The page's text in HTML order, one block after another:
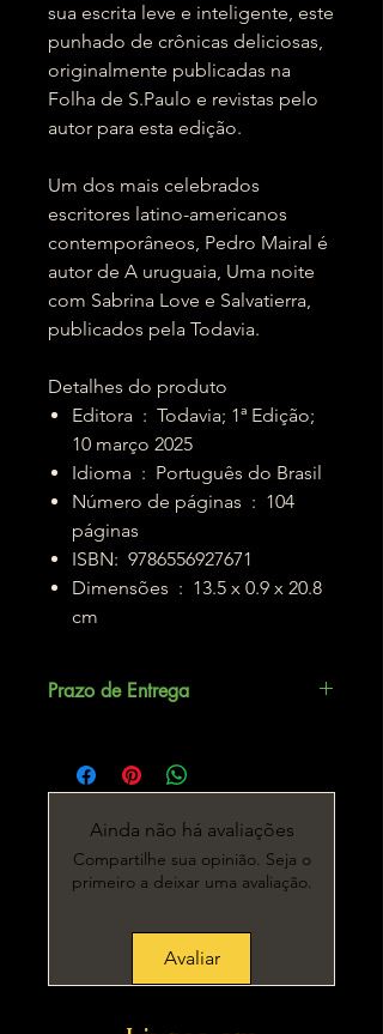
sua escrita leve e inteligente, este
punhado de crônicas deliciosas,
originalmente publicadas na
Folha de S.Paulo e revistas pelo
autor para esta edição.
Um dos mais celebrados
escritores latino-americanos
contemporâneos, Pedro Mairal é
autor de A uruguaia, Uma noite
com Sabrina Love e Salvatierra,
publicados pela Todavia.
Detalhes do produto
Editora ‏ : ‎ Todavia; 1ª Edição;
10 março 2025
Idioma ‏ : ‎ Português do Brasil
Número de páginas ‏ : ‎ 104
páginas
ISBN: ‎ 9786556927671
Dimensões ‏ : ‎ 13.5 x 0.9 x 20.8
cm
Prazo de Entrega
Ainda não há avaliações
Compartilhe sua opinião. Seja o
primeiro a deixar uma avaliação.
Avaliar